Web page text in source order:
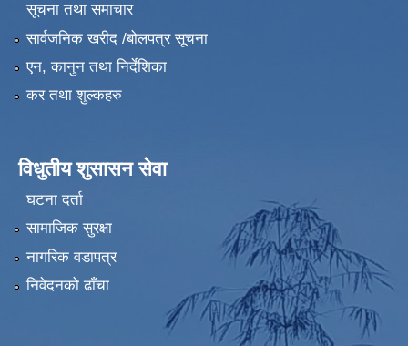
सूचना तथा समाचार
सार्वजनिक खरीद /बोलपत्र सूचना
एन, कानुन तथा निर्देशिका
कर तथा शुल्कहरु
विधुतीय शुसासन सेवा
घटना दर्ता
सामाजिक सुरक्षा
नागरिक वडापत्र
निवेदनको ढाँचा